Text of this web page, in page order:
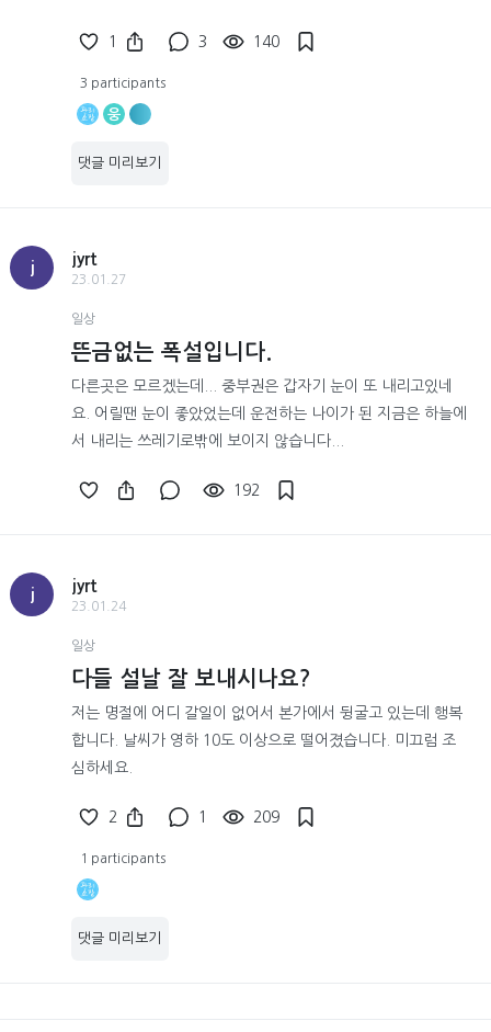
1 3 140
3 participants
웅
댓글 미리보기
j
jyrt
23.01.27
일상
뜬금없는 폭설입니다.
다른곳은 모르겠는데... 중부권은 갑자기 눈이 또 내리고있네
요. 어릴땐 눈이 좋았었는데 운전하는 나이가 된 지금은 하늘에
서 내리는 쓰레기로밖에 보이지 않습니다...
192
j
jyrt
23.01.24
일상
다들 설날 잘 보내시나요?
저는 명절에 어디 갈일이 없어서 본가에서 뒹굴고 있는데 행복
합니다. 날씨가 영하 10도 이상으로 떨어졌습니다. 미끄럼 조
심하세요.
2 1 209
1 participants
댓글 미리보기